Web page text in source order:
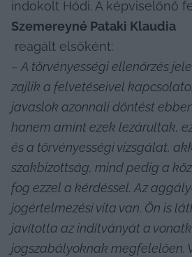
indokolt Hódi. A képviselőnő
Szemereyné Pataki Klaudia
reagált elsőként:
– A törvényességi ellenőrzés
zajlik a felvetéseivel
javaslok azonnali döntést
hanem amint ezek lezárultak,
és a törvényességi vizsgálat,
szakbizottság, mind pedig a
fog ezzel a kérdéssel. Az
jogértelmezési vita van. Ön is
javította az indítványát a
jogszabályoknak megfelelően.